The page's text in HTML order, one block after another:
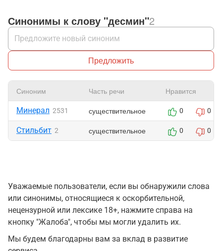
Синонимы к слову "десмин"2
Предложить
Синоним Часть речи Нравится
Минерал 2531 существительное 0 0
Стильбит 2 существительное 0 0
Уважаемые пользователи, если вы обнаружили слова
или синонимы, относящиеся к оскорбительной,
нецензурной или лексике 18+, нажмите справа на
кнопку "Жалоба", чтобы мы могли удалить их.
Мы будем благодарны вам за вклад в развитие